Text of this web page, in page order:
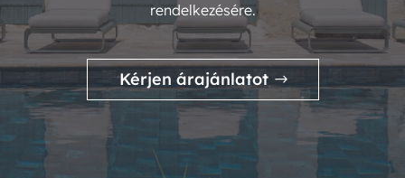
rendelkezésére.
Kérjen árajánlatot